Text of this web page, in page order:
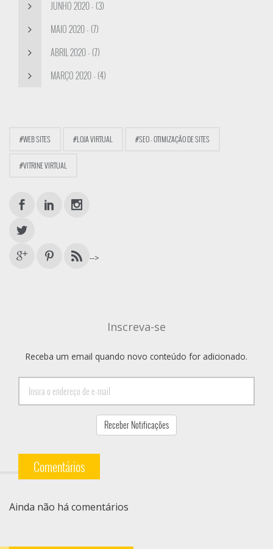
JUNHO 2020 - (3)
MAIO 2020 - (7)
ABRIL 2020 - (7)
MARÇO 2020 - (4)
#WEB SITES #LOJA VIRTUAL #SEO - OTIMIZAÇÃO DE SITES
#VITRINE VIRTUAL
-->
Inscreva-se
Receba um email quando novo conteúdo for adicionado.
Comentários
Ainda não há comentários